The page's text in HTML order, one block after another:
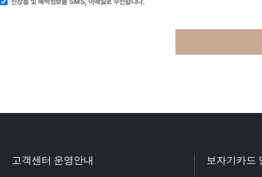
신상품 및 혜택정보를 SMS, 이메일로 수신합니다.
고객센터 운영안내 보자기카드